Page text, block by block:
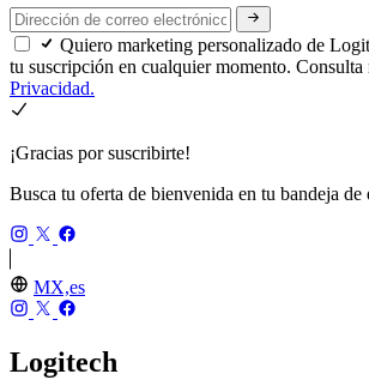
Quiero marketing personalizado de
tu suscripción en cualquier momento. Consulta
Privacidad.
¡Gracias por suscribirte!
Busca tu oferta de bienvenida en tu bandeja de
MX,es
Logitech